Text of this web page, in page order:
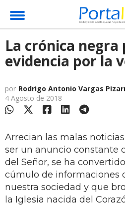
La crónica negra
evidencia por la
por Rodrigo Antonio Vargas
4 Agosto de 2018
Arrecian las malas
ser un anuncio constante
del Señor, se ha
cúmulo de informaciones
nuestra sociedad y que
la Iglesia nacida del